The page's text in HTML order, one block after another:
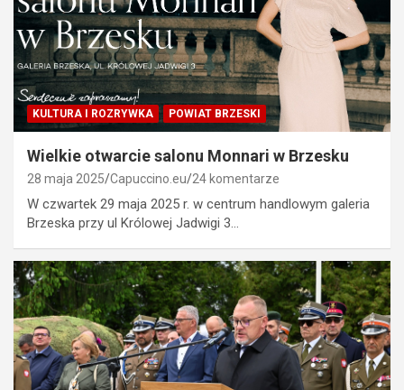
KULTURA I ROZRYWKA POWIAT BRZESKI
Wielkie otwarcie salonu Monnari w Brzesku
28 maja 2025 Capuccino.eu 24 komentarze
W czwartek 29 maja 2025 r. w centrum handlowym galeria
Brzeska przy ul Królowej Jadwigi 3…